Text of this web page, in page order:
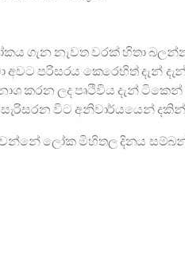
ගැන නැවත වරක් හිතා
පරිසරය කෙරෙහිත් දැන්
කරන ලද පෘථිවිය දැන්
සැරිසරන විට අනිවාර්යයෙන්
ලෝක මිහිතල දිනය